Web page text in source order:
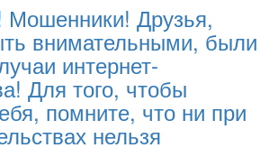
Мошенники! Друзья,
внимательными, были
интернет-
Для того, чтобы
помните, что ни при
нельзя